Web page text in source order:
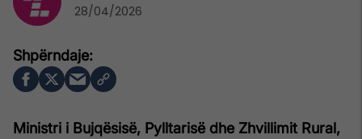
Ministri i Bujqësisë, Pylltarisë dhe Zhvillimit Rural,
28/04/2026